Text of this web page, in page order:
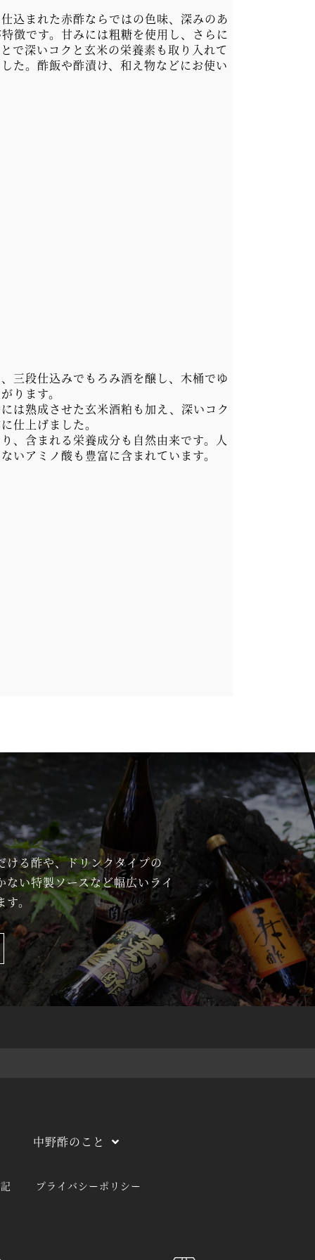
込まれた赤酢ならではの色味、深みのあ
徴です。甘みには粗糖を使用し、さらに
で深いコクと玄米の栄養素も取り入れて
た。酢飯や酢漬け、和え物などにお使い
三段仕込みでもろみ酒を醸し、木桶でゆ
ります。
は熟成させた玄米酒粕も加え、深いコク
仕上げました。
、含まれる栄養成分も自然由来です。人
いアミノ酸も豊富に含まれています。
ける酢や、ドリンクタイプの
い特製ソースなど幅広いライ
。
中野酢のこと
プライバシーポリシー